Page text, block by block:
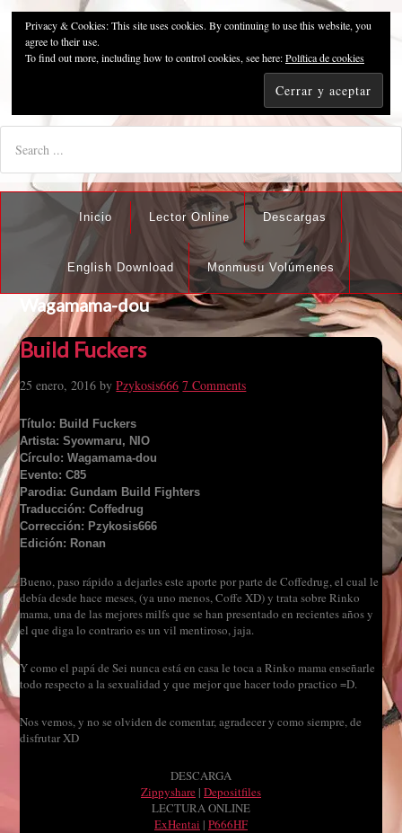
Pzykosis666HFansub
"I'm the best there is at what I do, but what I do best isn't very
Inicio Lector Online Descargas
English Download Monmusu Volúmenes
Wagamama-dou
Build Fuckers
25 enero, 2016 byPzykosis666 7 Comments
Título: Build Fuckers
Artista: Syowmaru, NIO
Círculo: Wagamama-dou
Evento: C85
Parodia: Gundam Build Fighters
Traducción: Coffedrug
Corrección: Pzykosis666
Edición: Ronan
Bueno, paso rápido a dejarles este aporte por parte de Coffedrug, el cual le
debía desde hace meses, (ya uno menos, Coffe XD) y trata sobre Rinko
mama, una de las mejores milfs que se han presentado en recientes años y
el que diga lo contrario es un vil mentiroso, jaja.
Y como el papá de Sei nunca está en casa le toca a Rinko mama enseñarle
todo respecto a la sexualidad y que mejor que hacer todo practico =D.
Nos vemos, y no se olviden de comentar, agradecer y como siempre, de
disfrutar XD
DESCARGA
Zippyshare | Depositfiles
LECTURA ONLINE
ExHentai | P666HF
Privacy & Cookies: This site uses cookies. By continuing to use this website, you
agree to their use.
To find out more, including how to control cookies, see here:Política de cookies